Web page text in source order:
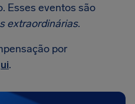
Esses eventos são
extraordinárias.
por
.